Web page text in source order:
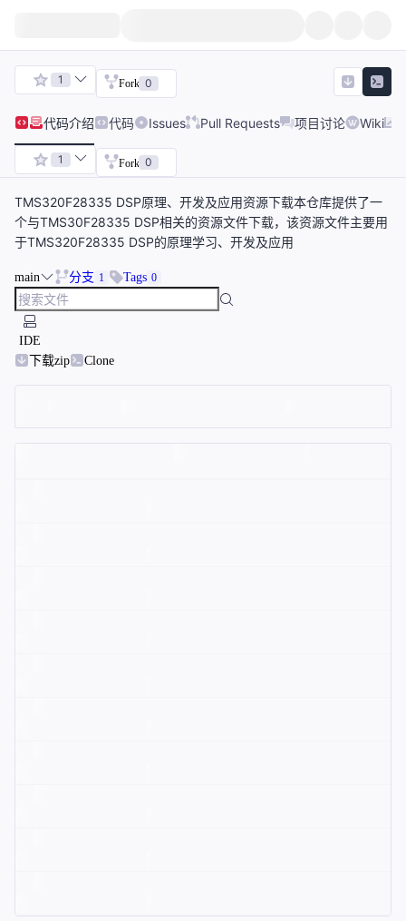
1 Fork 0
代码介绍 代码 Issues Pull Requests 项目讨论 Wiki
1 Fork 0
TMS320F28335 DSP原理、开发及应用资源下载本仓库提供了一
个与TMS30F28335 DSP相关的资源文件下载，该资源文件主要用
于TMS320F28335 DSP的原理学习、开发及应用
main 分支 1 Tags 0
IDE
下载zip
Clone